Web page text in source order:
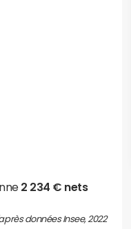
2 234 € nets
données Insee, 2022